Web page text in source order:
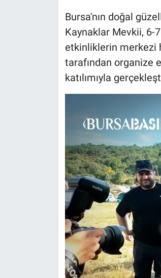
Bursa'nın doğal
Kaynaklar Mevkii, 6-
etkinliklerin merkezi
tarafından organize
katılımıyla